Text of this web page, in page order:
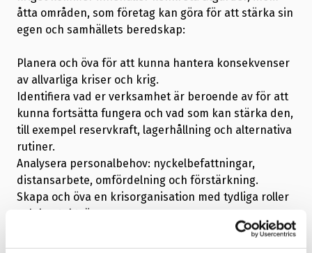
åtta områden, som företag kan göra för att stärka sin
egen och samhällets beredskap:
Planera och öva för att kunna hantera konsekvenser
av allvarliga kriser och krig.
Identifiera vad er verksamhet är beroende av för att
kunna fortsätta fungera och vad som kan stärka den,
till exempel reservkraft, lagerhållning och alternativa
rutiner.
Analysera personalbehov: nyckelbefattningar,
distansarbete, omfördelning och förstärkning.
Skapa och öva en krisorganisation med tydliga roller
och kontaktvägar.
Arbeta systematiskt med cybersäkerhet: se över
behörigheter och inloggningar, säkerhetskopiera